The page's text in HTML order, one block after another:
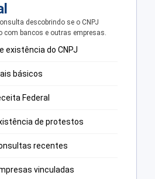
descobrindo se o CNPJ
com bancos e outras empresas.
existência do CNPJ
básicos
Federal
de protestos
recentes
vinculadas